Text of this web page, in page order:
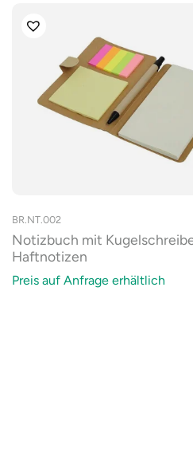
BR.NT.002
Notizbuch mit
Haftnotizen
Preis auf Anfrage erhältlich